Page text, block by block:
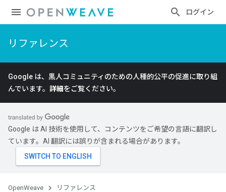
ログイン
リファレンス
Google は、黒人コミュニティのための人種的公平の促進に取り組
んでいます。 詳細をご覧ください。
Google は AI 技術を使用して、コンテンツをご希望の言語に翻訳し
ています。AI 翻訳には誤りが含まれる場合があります。
OpenWeave リファレンス